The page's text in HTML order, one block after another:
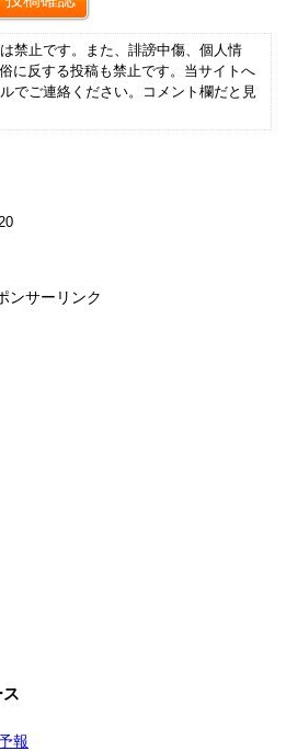
禁止です。また、誹謗中傷、個人情
に反する投稿も禁止です。当サイトへ
でご連絡ください。コメント欄だと見
ンサーリンク
報